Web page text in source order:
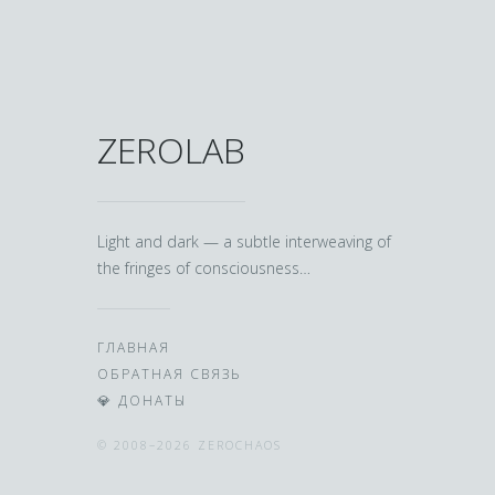
© 2008–2026 ZEROCHAOS
ZEROLAB
Light and dark — a subtle interweaving of
the fringes of consciousness…
ГЛАВНАЯ
ОБРАТНАЯ СВЯЗЬ
💎 ДОНАТЫ